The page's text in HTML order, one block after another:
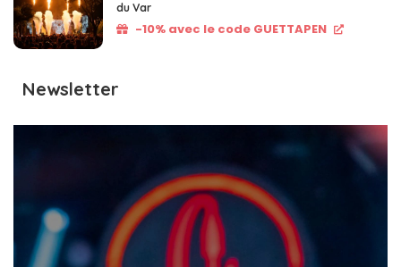
du Var
-10% avec le code GUETTAPEN
Newsletter